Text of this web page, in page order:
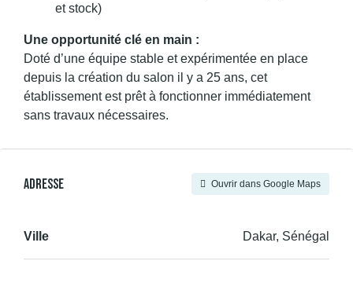
et stock)
Une opportunité clé en main :
Doté d’une équipe stable et expérimentée en place
depuis la création du salon il y a 25 ans, cet
établissement est prêt à fonctionner immédiatement
sans travaux nécessaires.
Adresse Ouvrir dans Google Maps
Ville Dakar, Sénégal